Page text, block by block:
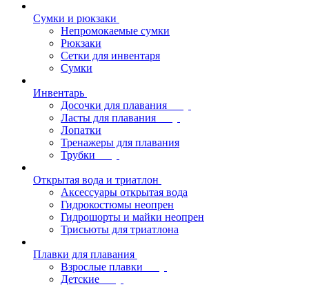
Сумки и рюкзаки
Непромокаемые сумки
Рюкзаки
Сетки для инвентаря
Сумки
Инвентарь
Досочки для плавания
Ласты для плавания
Лопатки
Тренажеры для плавания
Трубки
Открытая вода и триатлон
Аксессуары открытая вода
Гидрокостюмы неопрен
Гидрошорты и майки неопрен
Трисьюты для триатлона
Плавки для плавания
Взрослые плавки
Детские